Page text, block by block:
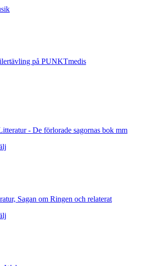
på PUNKTmedis
- De förlorade sagornas bok mm
Sagan om Ringen och relaterat